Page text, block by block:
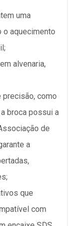
uma
o aquecimento
alvenaria,
precisão, como
broca possui a
de
a
que
com